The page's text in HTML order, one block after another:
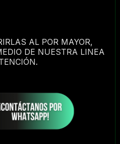
AL POR MAYOR,
DE NUESTRA LINEA